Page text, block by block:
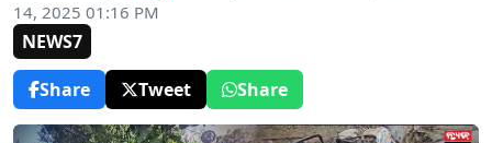
14, 2025 01:16 PM
NEWS7
Share
Tweet Share